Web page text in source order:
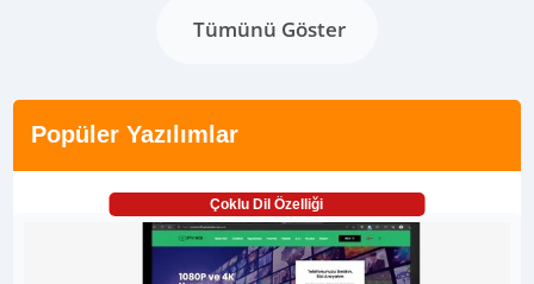
Tümünü Göster
Popüler Yazılımlar
Çoklu Dil Özelliği